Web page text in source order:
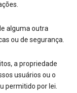
alguma outra
ou de segurança.
a propriedade
usuários ou o
permitido por lei.